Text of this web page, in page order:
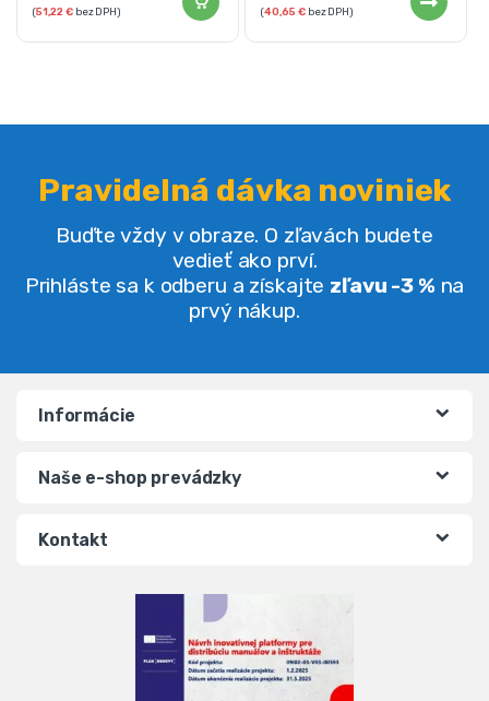
(51,22€bez DPH) (40,65€bez DPH)
Pravidelná dávka noviniek
Buďte vždy v obraze. O zľavách budete
vedieť ako prví.
Prihláste sa k odberu a získajte zľavu -3 % na
prvý nákup.
Informácie
Naše e-shop prevádzky
Kontakt